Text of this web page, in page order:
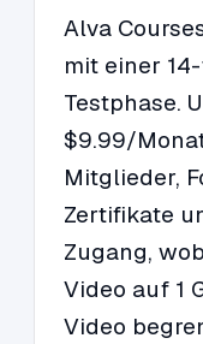
Alva
mit einer
Testphase.
$9.99/
Mitglieder,
Zertifikate
Zugang,
Video auf 1
Video